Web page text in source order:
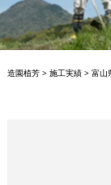
造園植芳> 施工実績> 富山